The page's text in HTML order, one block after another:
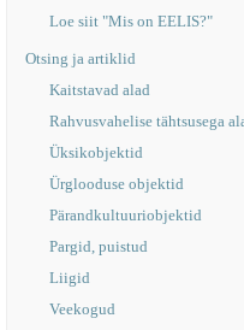
Loe siit "Mis on EELIS?"
Otsing ja artiklid
Kaitstavad alad
Rahvusvahelise tähtsusega
Üksikobjektid
Ürglooduse objektid
Pärandkultuuriobjektid
Pargid, puistud
Liigid
Veekogud